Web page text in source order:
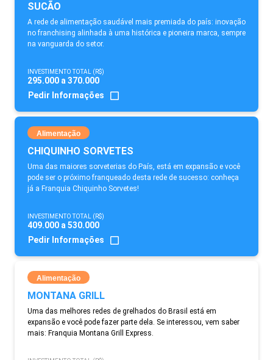
SUCÃO
A rede de alimentação saudável mais premiada do país: inovação
no franchising alinhada à uma histórica e pioneira marca, sempre
na vanguarda do setor.
INVESTIMENTO TOTAL (R$)
295.000 a 370.000
Pedir Informações
Alimentação
CHIQUINHO SORVETES
Uma das maiores sorveterias do País, está em expansão e você
pode ser o próximo franqueado desta rede de sucesso: conheça
já a Franquia Chiquinho Sorvetes!
INVESTIMENTO TOTAL (R$)
409.000 a 530.000
Pedir Informações
Alimentação
MONTANA GRILL
Uma das melhores redes de grelhados do Brasil está em
expansão e você pode fazer parte dela. Se interessou, vem saber
mais: Franquia Montana Grill Express.